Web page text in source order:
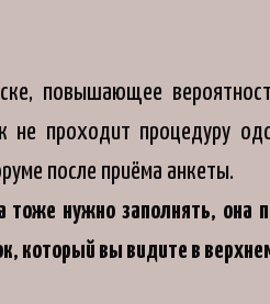
повышающее
проходит процедуру
после приёма анкеты.
нужно заполнять, она
который вы видите в